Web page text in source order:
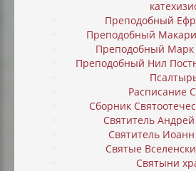
Преподобный
Преподобный
Преподобный
Преподобный Нил
Расписание
Сборник
Святитель
Святитель Иоанн
Святые
Святыни